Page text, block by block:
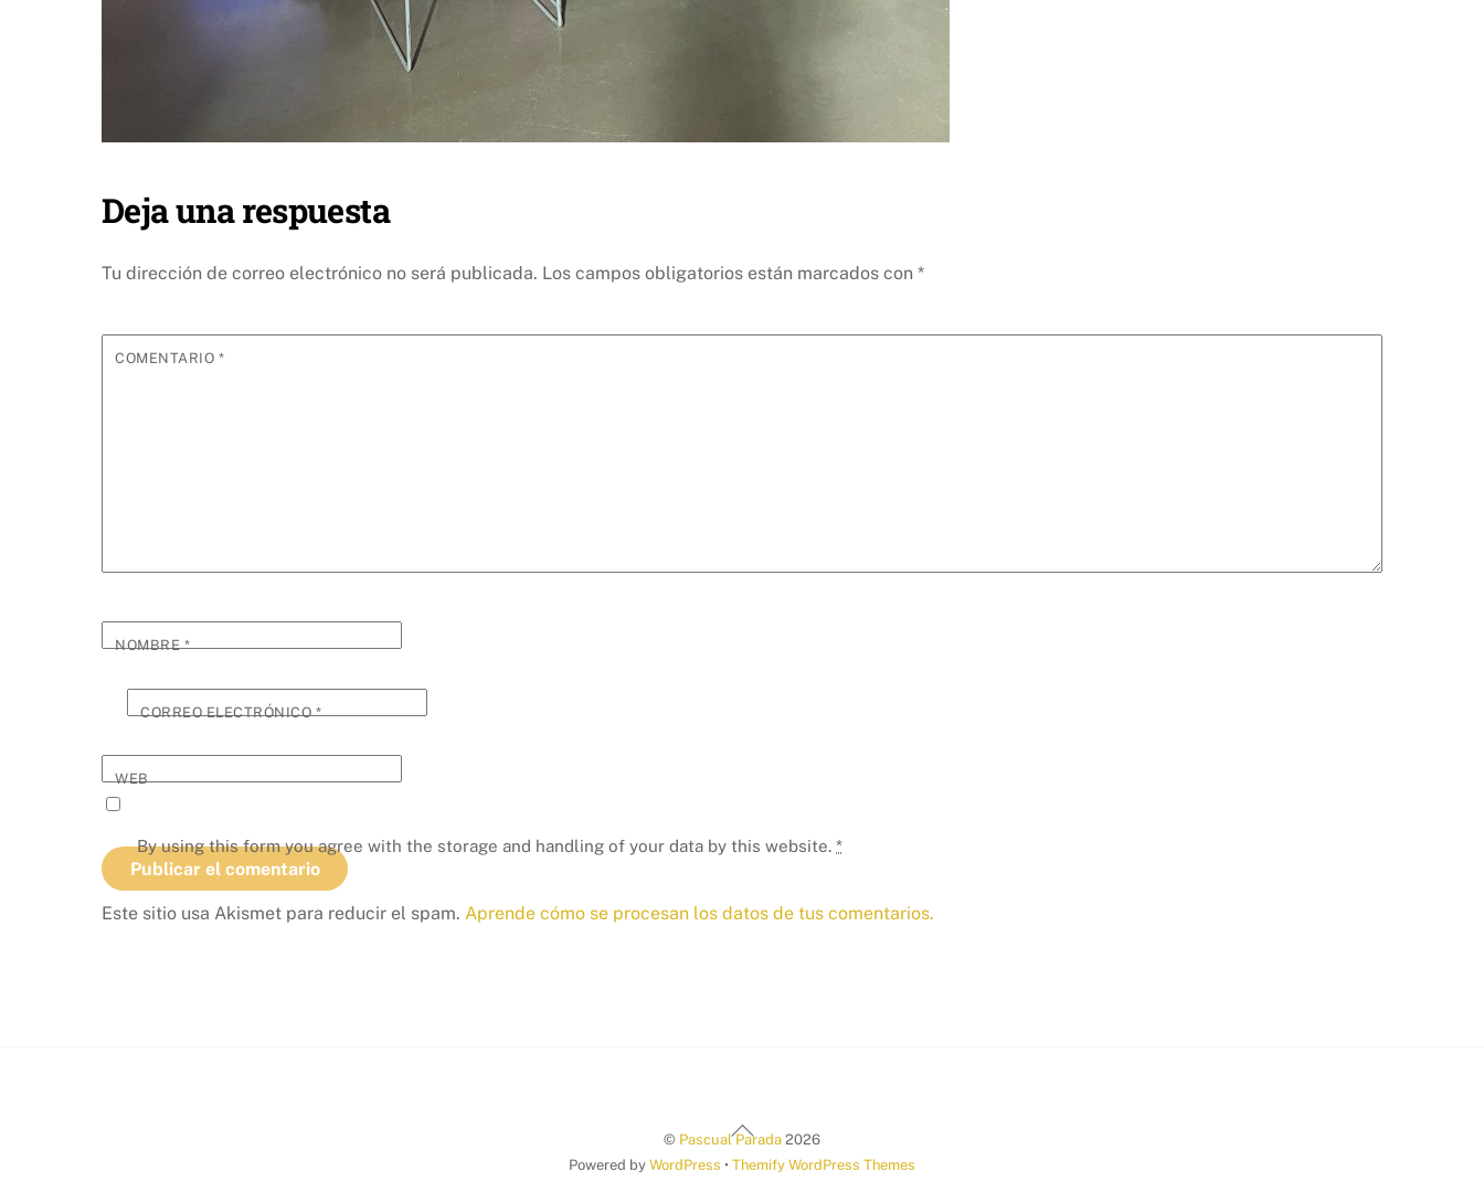
Deja una respuesta
Tu dirección de correo electrónico no será publicada. Los campos obligatorios están marcados con *
COMENTARIO *
NOMBRE*
CORREO ELECTRÓNICO*
WEB
By using this form you agree with the storage and handling of your data by this website. *
Este sitio usa Akismet para reducir el spam. Aprende cómo se procesan los datos de tus comentarios.
Back
To
© Pascual Parada 2026
Powered by WordPress • Themify WordPress Themes